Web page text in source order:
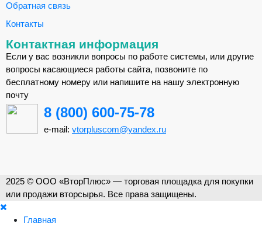
Обратная связь
Контакты
Контактная информация
Если у вас возникли вопросы по работе системы, или другие
вопросы касающиеся работы сайта, позвоните по
бесплатному номеру или напишите на нашу электронную
почту
8 (800) 600-75-78
e-mail: vtorpluscom@yandex.ru
2025 © ООО «ВторПлюс» — торговая площадка для покупки
или продажи вторсырья. Все права защищены.
Главная